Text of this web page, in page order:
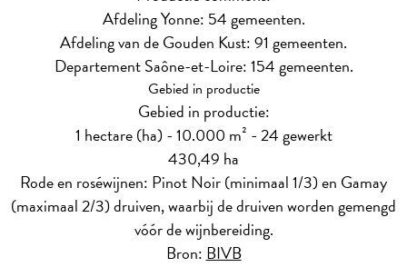
Afdeling Yonne: 54 gemeenten.
Afdeling van de Gouden Kust: 91 gemeenten.
Departement Saône-et-Loire: 154 gemeenten.
Gebied in productie
Gebied in productie:
1 hectare (ha) - 10.000 m² - 24 gewerkt
430,49 ha
Rode en roséwijnen: Pinot Noir (minimaal 1/3) en Gamay
(maximaal 2/3) druiven, waarbij de druiven worden gemengd
vóór de wijnbereiding.
Bron:BIVB